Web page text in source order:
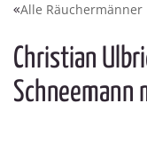
Alle Räuchermänner
Christian
Schneemann